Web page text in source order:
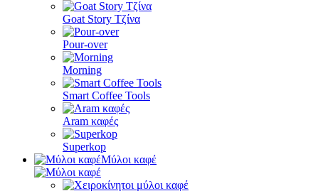
Goat Story Τζίνα
Pour-over
Morning
Smart Coffee Tools
Aram καφές
Superkop
Μύλοι καφέ